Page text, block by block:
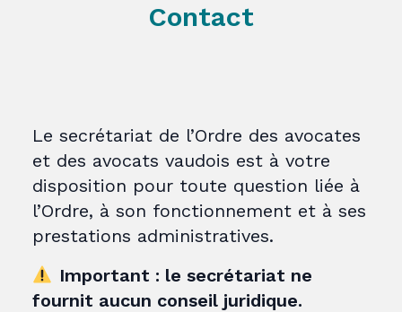
Contact
Le secrétariat de l’Ordre des avocates
et des avocats vaudois est à votre
disposition pour toute question liée à
l’Ordre, à son fonctionnement et à ses
prestations administratives.
Important : le secrétariat ne
fournit aucun conseil juridique.